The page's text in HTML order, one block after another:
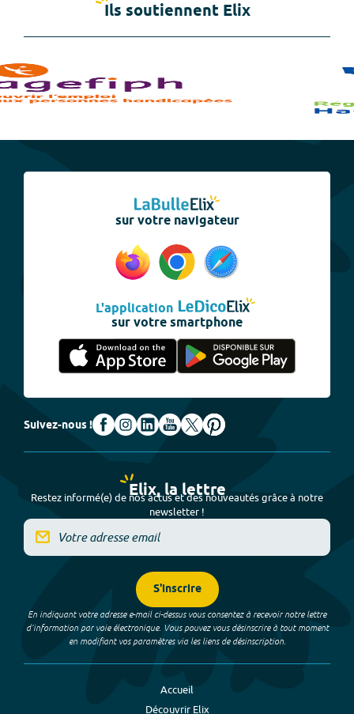
Ils soutiennent Elix
sur votre navigateur
L'application
sur votre smartphone
Suivez-nous !
Elix, la lettre
Restez informé(e) de nos actus et des nouveautés grâce à notre
newsletter !
S'inscrire
En indiquant votre adresse e-mail ci-dessus vous consentez à recevoir notre lettre
d’information par voie électronique. Vous pouvez vous désinscrire à tout moment
en modifiant vos paramètres via les liens de désinscription.
Accueil
Découvrir Elix